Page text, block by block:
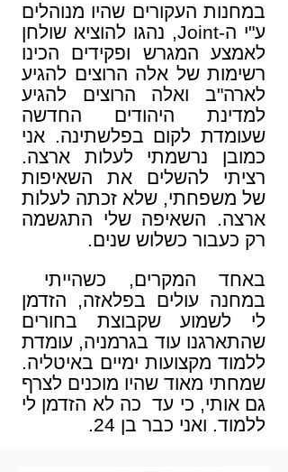
במחנות העקורים שהיו מנוהלים
ע"י ה-Joint, נהגו להוציא שולחן
לאמצע המגרש ופקידים הכינו
רשימות של אלה הרוצים להגיע
לארה"ב ואלה הרוצים להגיע
למדינת היהודים החדשה
שעומדת לקום בפלשתינה. אני
כמובן נרשמתי לעלות ארצה.
רציתי להשלים את השאיפות
של משפחתי, שלא זכתה לעלות
ארצה. השאיפה שלי התגשמה
רק כעבור כשלוש שנים.
באחד המקרים, כשהייתי
במחנה עולים בפלאזה, הזדמן
לי לשמוע שקבוצת בחורים
שהתארגנו עוד בגרמניה, עומדת
ללמוד מקצועות ימיים באיטליה.
שמחתי מאוד שהיו מוכנים לצרף
גם אותי, כי עד כה לא הזדמן לי
ללמוד. ואני כבר בן 24.